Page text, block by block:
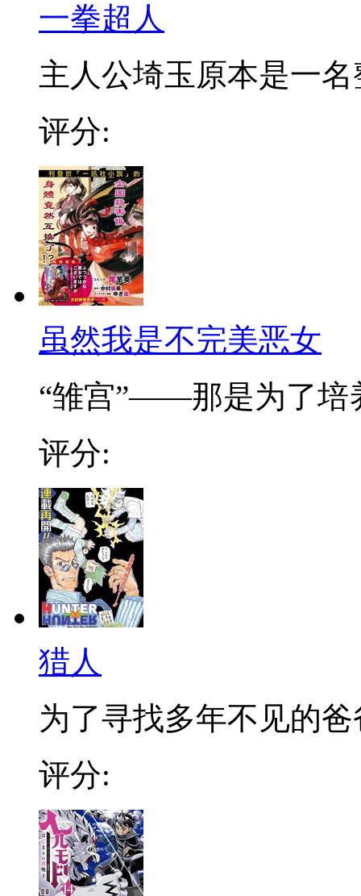
一拳超人
主人公埼玉原本是一名
评分:
虽然我是不完美恶女
“雏宫”——那是为了培
评分:
猎人
为了寻找多年不见的爸
评分: